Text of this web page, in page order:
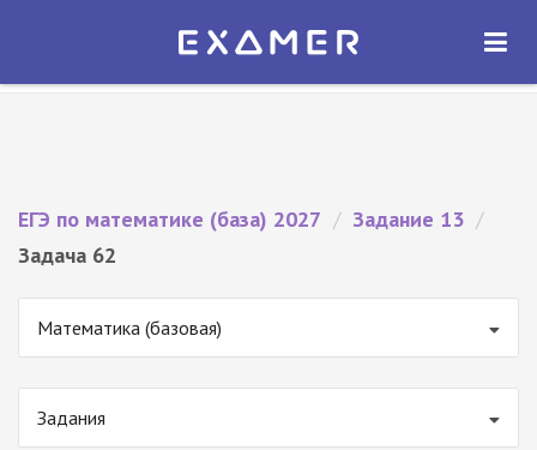
Экзамер — ЕГЭ 2027
ОТКРЫТЬ
ЕГЭ по математике (база) 2027 / Задание 13 /
Задача 62
Математика (базовая)
Задания